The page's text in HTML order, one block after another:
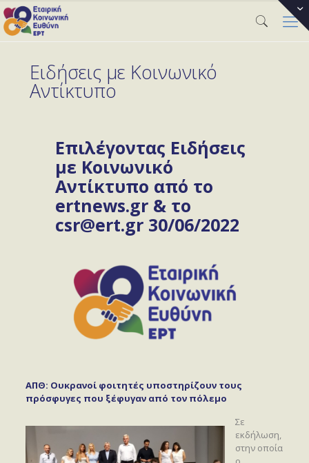
Ειδήσεις με Κοινωνικό
Αντίκτυπο
Επιλέγοντας Ειδήσεις
με Κοινωνικό
Αντίκτυπο από το
ertnews.gr & το
csr@ert.gr 30/06/2022
ΑΠΘ: Ουκρανοί φοιτητές υποστηρίζουν τους
πρόσφυγες που ξέφυγαν από τον πόλεμο
Σε
εκδήλωση,
στην οποία